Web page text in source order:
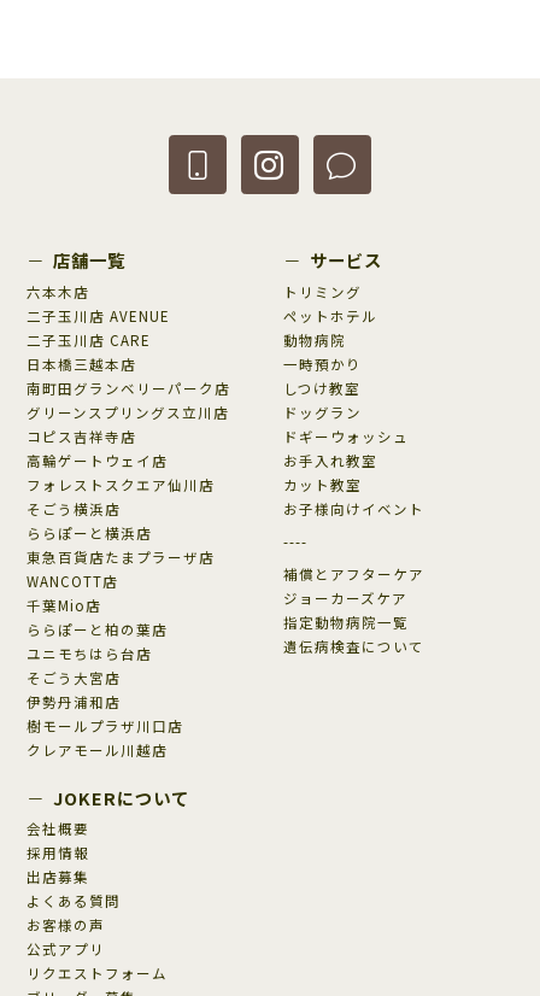
店舗一覧
六本木店
二子玉川店 AVENUE
二子玉川店 CARE
日本橋三越本店
南町田グランベリーパーク店
グリーンスプリングス立川店
コピス吉祥寺店
高輪ゲートウェイ店
フォレストスクエア仙川店
そごう横浜店
ららぽーと横浜店
東急百貨店たまプラーザ店
WANCOTT店
千葉Mio店
ららぽーと柏の葉店
ユニモちはら台店
そごう大宮店
伊勢丹浦和店
樹モールプラザ川口店
クレアモール川越店
サービス
トリミング
ペットホテル
動物病院
一時預かり
しつけ教室
ドッグラン
ドギーウォッシュ
お手入れ教室
カット教室
お子様向けイベント
----
補償とアフターケア
ジョーカーズケア
指定動物病院一覧
遺伝病検査について
JOKERについて
会社概要
採用情報
出店募集
よくある質問
お客様の声
公式アプリ
リクエストフォーム